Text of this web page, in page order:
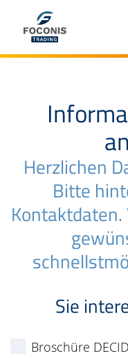
Herzlichen
Bitte
Sie
Broschüre